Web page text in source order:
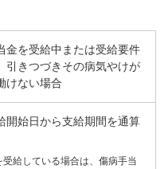
金を受給中または受給要件
引きつづきその病気やけが
けない場合
開始日から支給期間を通算
給している場合は、傷病手当